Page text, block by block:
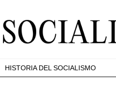
HISTORIA DEL SOCIALISMO